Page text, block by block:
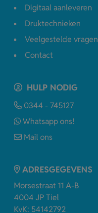
Digitaal aanleveren
Druktechnieken
Veelgestelde vragen
Contact
HULP NODIG
0344 - 745127
Whatsapp ons!
Mail ons
ADRESGEGEVENS
Morsestraat 11 A-B
4004 JP Tiel
KvK: 54142792